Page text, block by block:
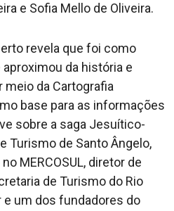
e Sofia Mello de Oliveira.
revela que foi como
da história e
meio da Cartografia
base para as informações
sobre a saga Jesuítico-
Turismo de Santo Ângelo,
MERCOSUL, diretor de
de Turismo do Rio
e um dos fundadores do